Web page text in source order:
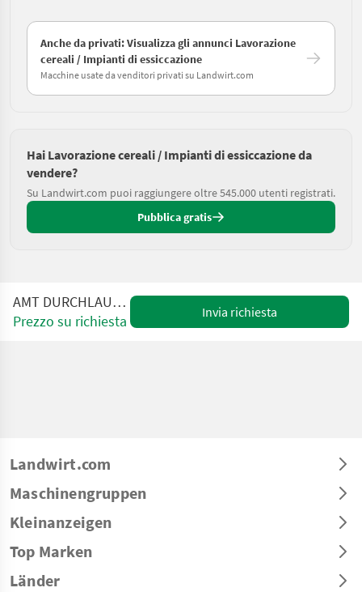
Anche da privati: Visualizza gli annunci Lavorazione
cereali / Impianti di essiccazione
Macchine usate da venditori privati su Landwirt.com
Hai Lavorazione cereali / Impianti di essiccazione da
vendere?
Su Landwirt.com puoi raggiungere oltre 545.000 utenti registrati.
Pubblica gratis
AMT DURCHLAUF - TROCKNER
Prezzo su richiesta
Invia richiesta
Landwirt.com
Maschinengruppen
Kleinanzeigen
Top Marken
Länder